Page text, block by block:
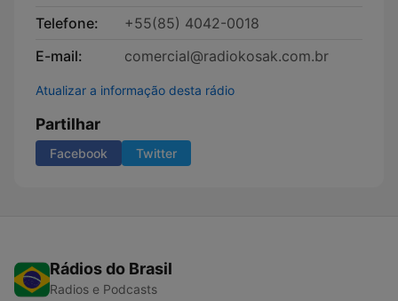
Telefone:
+55(85) 4042-0018
E-mail:
comercial@radiokosak.com.br
Atualizar a informação desta rádio
Partilhar
Facebook Twitter
Rádios do Brasil
Radios e Podcasts